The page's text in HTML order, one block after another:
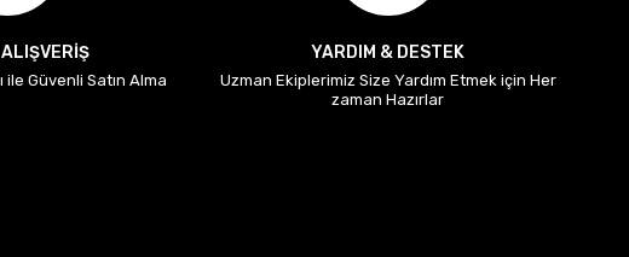
ile Güvenli Satın Alma
YARDIM & DESTEK
Uzman Ekiplerimiz Size Yardım Etmek için Her
zaman Hazırlar